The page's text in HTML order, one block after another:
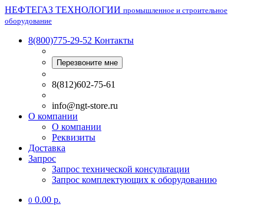
НЕФТЕГАЗ ТЕХНОЛОГИИ промышленное и строительное
оборудование
8(800)775-29-52 Контакты
Перезвоните мне
8(812)602-75-61
info@ngt-store.ru
О компании
О компании
Реквизиты
Доставка
Запрос
Запрос технической консультации
Запрос комплектующих к оборудованию
0 0.00 р.